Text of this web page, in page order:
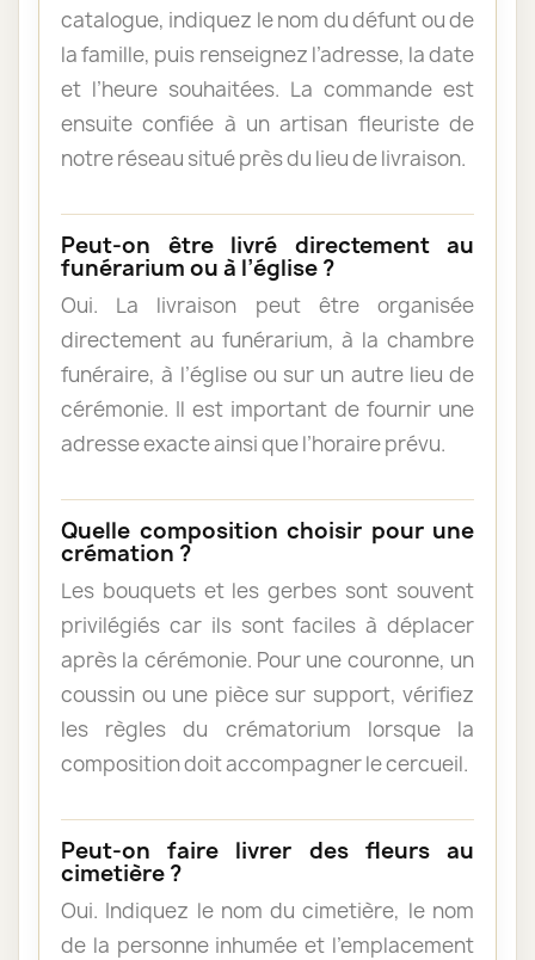
catalogue, indiquez le nom du défunt ou de
la famille, puis renseignez l’adresse, la date
et l’heure souhaitées. La commande est
ensuite confiée à un artisan fleuriste de
notre réseau situé près du lieu de livraison.
Peut-on être livré directement au
funérarium ou à l’église ?
Oui. La livraison peut être organisée
directement au funérarium, à la chambre
funéraire, à l’église ou sur un autre lieu de
cérémonie. Il est important de fournir une
adresse exacte ainsi que l’horaire prévu.
Quelle composition choisir pour une
crémation ?
Les bouquets et les gerbes sont souvent
privilégiés car ils sont faciles à déplacer
après la cérémonie. Pour une couronne, un
coussin ou une pièce sur support, vérifiez
les règles du crématorium lorsque la
composition doit accompagner le cercueil.
Peut-on faire livrer des fleurs au
cimetière ?
Oui. Indiquez le nom du cimetière, le nom
de la personne inhumée et l’emplacement